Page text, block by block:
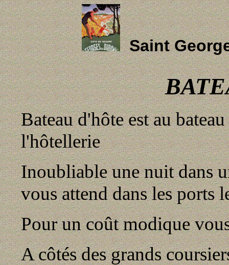
Saint
Bateau d'hôte est au
l'hôtellerie
Inoubliable une nuit dans
vous attend dans les ports
Pour un coût modique
A côtés des grands